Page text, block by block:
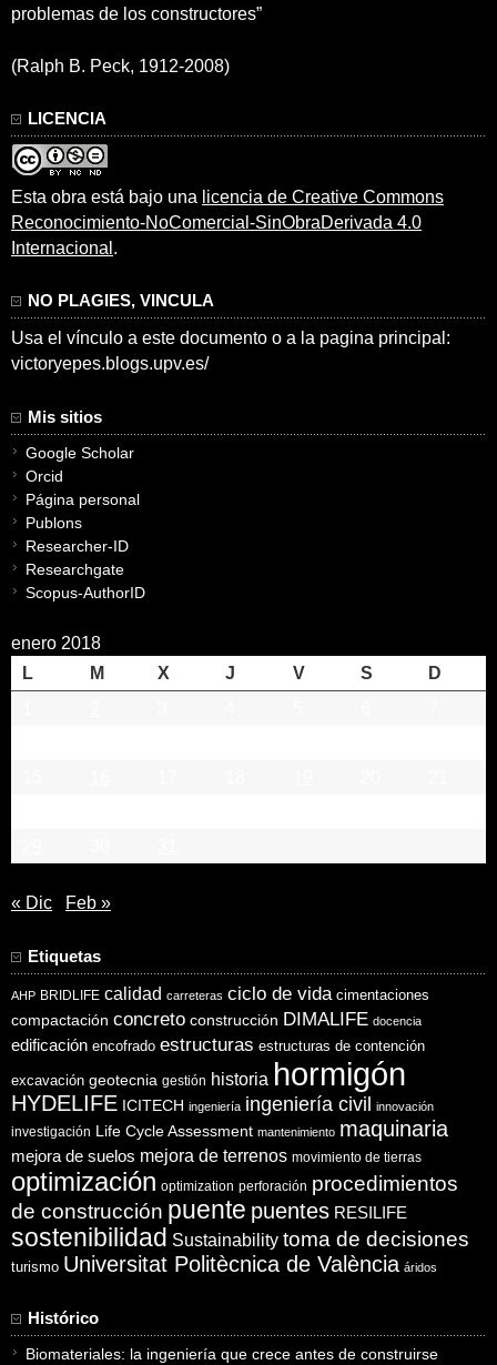
problemas de los constructores”
(Ralph B. Peck, 1912-2008)
LICENCIA
Esta obra está bajo una licencia de Creative Commons
Reconocimiento-NoComercial-SinObraDerivada 4.0
Internacional .
NO PLAGIES, VINCULA
Usa el vínculo a este documento o a la pagina principal:
victoryepes.blogs.upv.es/
Mis sitios
Google Scholar
Orcid
Página personal
Publons
Researcher-ID
Researchgate
Scopus-AuthorID
enero 2018
L
M X J V S
D
« Dic Feb »
Etiquetas
AHP BRIDLIFE calidad carreteras ciclo de vida cimentaciones
compactación concreto construcción DIMALIFE docencia
edificación encofrado estructuras estructuras de contención
excavación geotecnia gestión historia hormigón
HYDELIFE ICITECH ingeniería ingeniería civil innovación
investigación Life Cycle Assessment mantenimiento maquinaria
mejora de suelos mejora de terrenos movimiento de tierras
optimización optimization perforación procedimientos
de construcción puente puentes RESILIFE
sostenibilidad Sustainability toma de decisiones
turismo Universitat Politècnica de València áridos
Histórico
Biomateriales: la ingeniería que crece antes de construirse